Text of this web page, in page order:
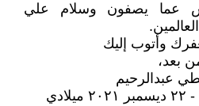
عما يصفون وسلام علي
وأتوب إليك
بعد،
عبدالرحيم